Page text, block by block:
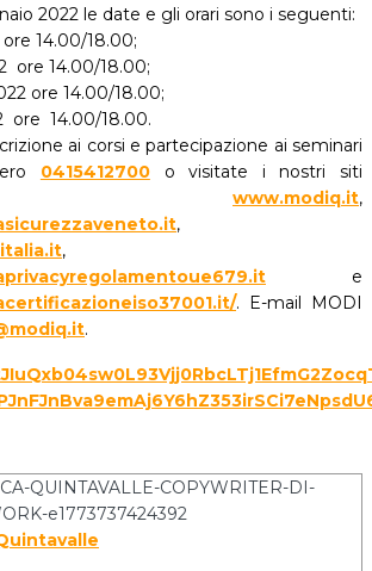
2022 le date e gli orari sono i seguenti:
14.00/18.00;
ore 14.00/18.00;
ore 14.00/18.00;
ore 14.00/18.00.
ai corsi e partecipazione ai seminari
0415412700o visitate i nostri siti
www.modiq.it,
,
,
e
. E-mail MODI
.